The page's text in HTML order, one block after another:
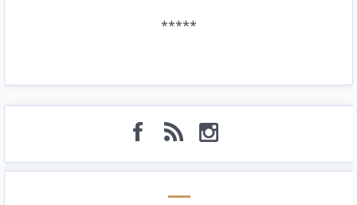
*****